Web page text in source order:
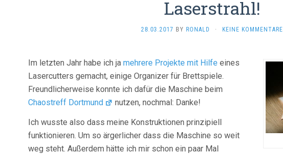
Laserstrahl!
28.03.2017 BY RONALD · KEINE KOMMENTARE
Im letzten Jahr habe ich ja mehrere Projekte mit Hilfe eines
Lasercutters gemacht, einige Organizer für Brettspiele.
Freundlicherweise konnte ich dafür die Maschine beim
Chaostreff Dortmund
nutzen, nochmal: Danke!
Ich wusste also dass meine Konstruktionen prinzipiell
funktionieren. Um so ärgerlicher dass die Maschine so weit
weg steht. Außerdem hätte ich mir schon ein paar Mal